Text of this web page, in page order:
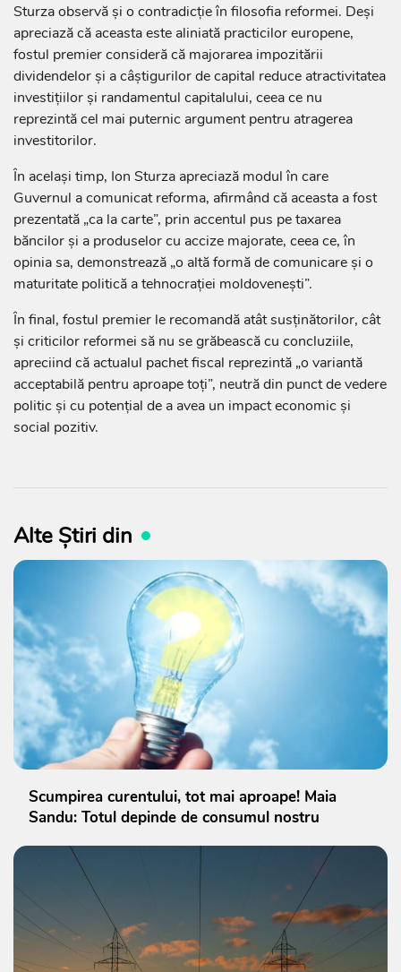
Sturza observă și o contradicție în filosofia reformei. Deși
apreciază că aceasta este aliniată practicilor europene,
fostul premier consideră că majorarea impozitării
dividendelor și a câștigurilor de capital reduce atractivitatea
investițiilor și randamentul capitalului, ceea ce nu
reprezintă cel mai puternic argument pentru atragerea
investitorilor.
În același timp, Ion Sturza apreciază modul în care
Guvernul a comunicat reforma, afirmând că aceasta a fost
prezentată „ca la carte”, prin accentul pus pe taxarea
băncilor și a produselor cu accize majorate, ceea ce, în
opinia sa, demonstrează „o altă formă de comunicare și o
maturitate politică a tehnocrației moldovenești”.
În final, fostul premier le recomandă atât susținătorilor, cât
și criticilor reformei să nu se grăbească cu concluziile,
apreciind că actualul pachet fiscal reprezintă „o variantă
acceptabilă pentru aproape toți”, neutră din punct de vedere
politic și cu potențial de a avea un impact economic și
social pozitiv.
Alte Știri din
Scumpirea curentului, tot mai aproape! Maia
Sandu: Totul depinde de consumul nostru